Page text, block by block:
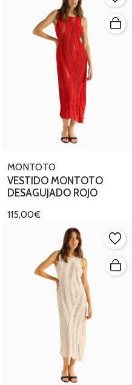
MONTOTO
VESTIDO MONTOTO
DESAGUJADO ROJO
115,00€